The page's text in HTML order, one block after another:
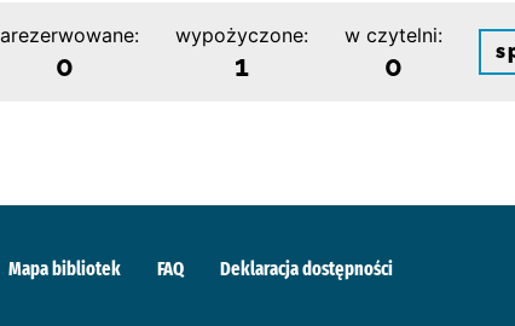
0
wypożyczone:
1
w czytelni:
0
Mapa bibliotek FAQ Deklaracja dostępności